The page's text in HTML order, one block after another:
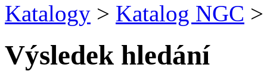
Katalogy > Katalog NGC >
Výsledek hledání